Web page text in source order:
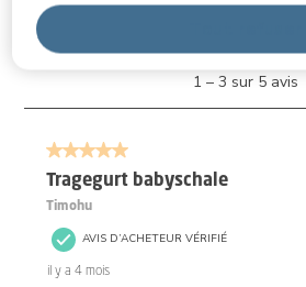
3
avis.
1 – 3 sur 5 avis
5 sur 5 étoiles.
Tragegurt babyschale
Timohu
AVIS D’ACHETEUR VÉRIFIÉ
il y a 4 mois